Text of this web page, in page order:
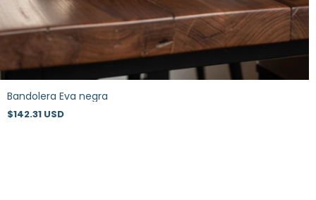
Bandolera Eva negra
$142.31 USD